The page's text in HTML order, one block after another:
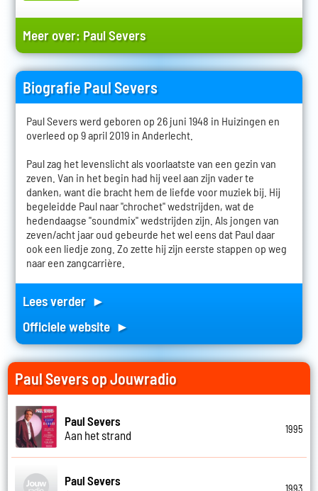
Meer over: Paul Severs
Biografie Paul Severs
Paul Severs werd geboren op 26 juni 1948 in Huizingen en
overleed op 9 april 2019 in Anderlecht.
Paul zag het levenslicht als voorlaatste van een gezin van
zeven. Van in het begin had hij veel aan zijn vader te
danken, want die bracht hem de liefde voor muziek bij. Hij
begeleidde Paul naar "chrochet" wedstrijden, wat de
hedendaagse "soundmix" wedstrijden zijn. Als jongen van
zeven/acht jaar oud gebeurde het wel eens dat Paul daar
ook een liedje zong. Zo zette hij zijn eerste stappen op weg
naar een zangcarrière.
Lees verder ►
Officiele website ►
Paul Severs op Jouwradio
Paul Severs
Aan het strand
1995
Paul Severs
1993